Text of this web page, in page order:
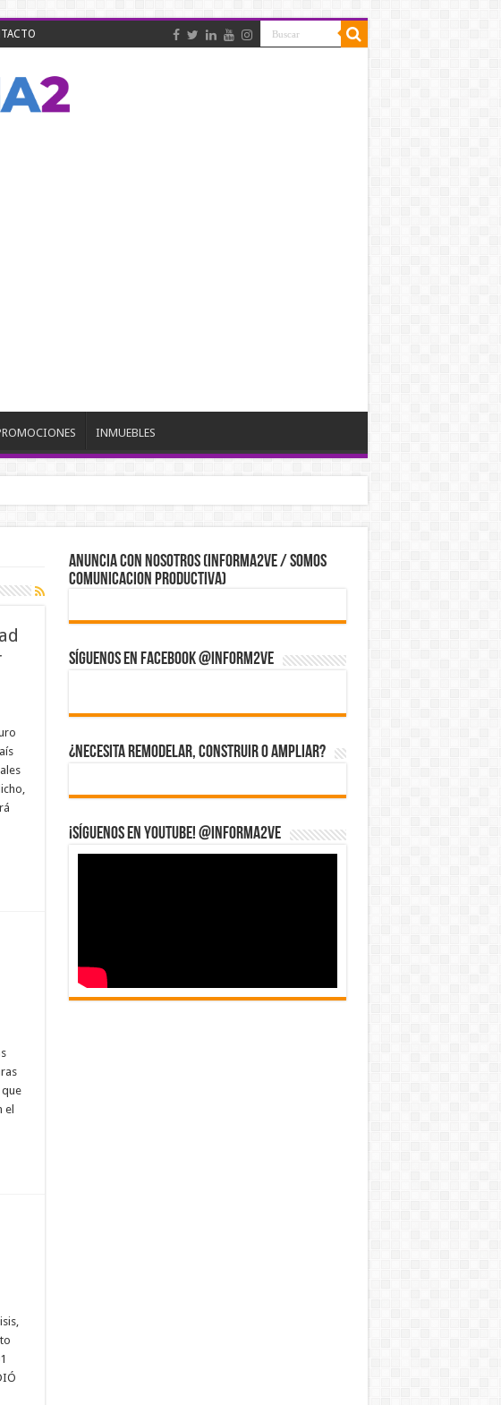
INMUEBLES
como advertencia tajante de la UE
el
ANUNCIA CON NOSOTROS (Informa2ve / Somos
Comunicacion Productiva)
Síguenos en Facebook @inform2Ve
¿Necesita Remodelar, Construir o ampliar?
¡Síguenos en YouTube! @informa2ve